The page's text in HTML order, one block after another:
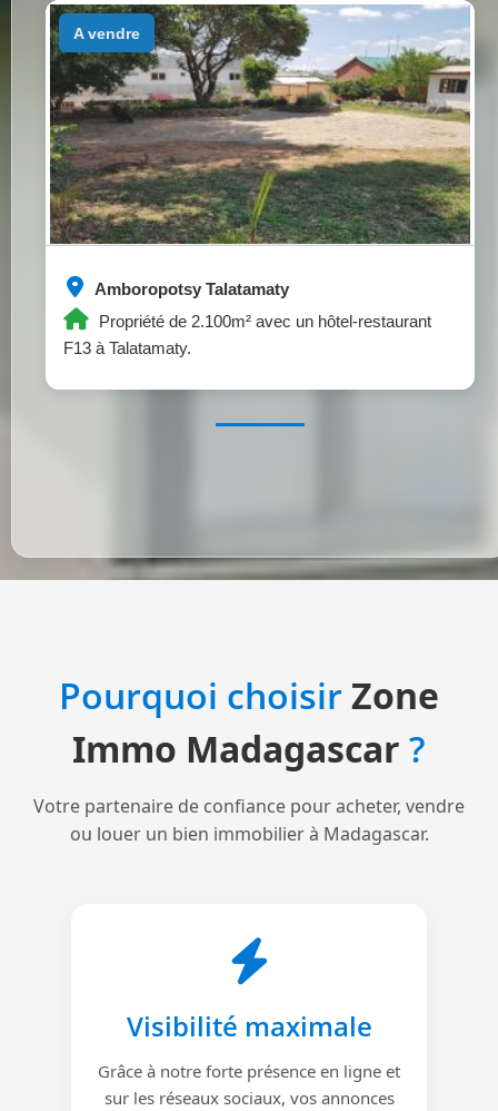
Amboropotsy Talatamaty
Propriété de 2.100m² avec un hôtel-restaurant
F13 à Talatamaty.
a vendre
Pourquoi choisirZone
Immo Madagascar ?
Votre partenaire de confiance pour acheter, vendre
ou louer un bien immobilier à Madagascar.
Visibilité maximale
Grâce à notre forte présence en ligne et
sur les réseaux sociaux, vos annonces